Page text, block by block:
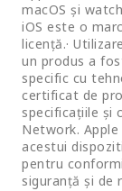
macOS și
iOS este o
licență.·
un produs a
specific cu
certificat de
specificațiile și
Network.
acestui
pentru
siguranță și de